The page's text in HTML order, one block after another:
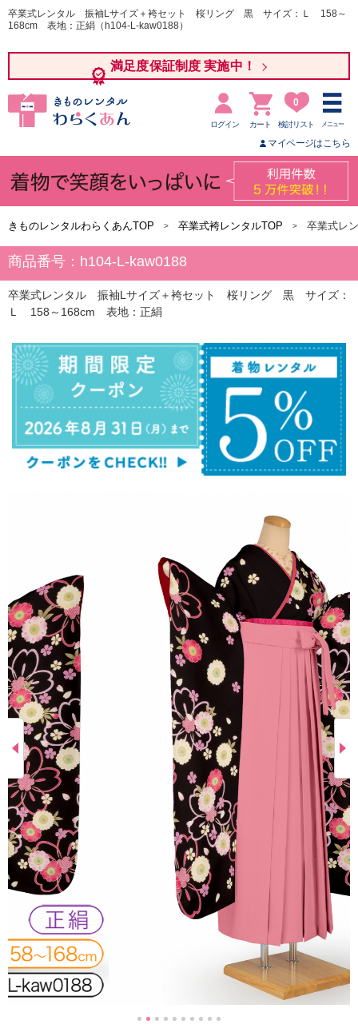
卒業式レンタル 振袖Lサイズ＋袴セット 桜リング 黒 サイズ：Ｌ 158～
168cm 表地：正絹（h104-L-kaw0188）
満足度保証制度 実施中！
ログイン カート
0
検討リスト メニュー
マイページはこちら
きものレンタルわらくあんTOP 卒業式袴レンタルTOP 卒業式レ
商品番号：h104-L-kaw0188
卒業式レンタル 振袖Lサイズ＋袴セット 桜リング 黒 サイズ：
Ｌ 158～168cm 表地：正絹